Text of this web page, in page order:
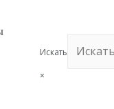
Искать
×